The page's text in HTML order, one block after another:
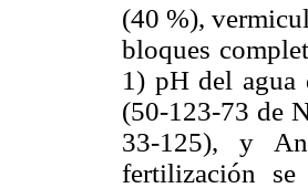
(40 %),
bloques
1) pH del
(50-123-73 de
33-125), y
fertilización